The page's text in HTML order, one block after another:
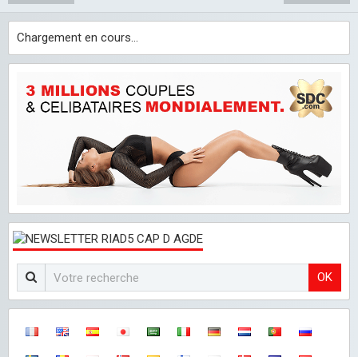
Chargement en cours...
OK